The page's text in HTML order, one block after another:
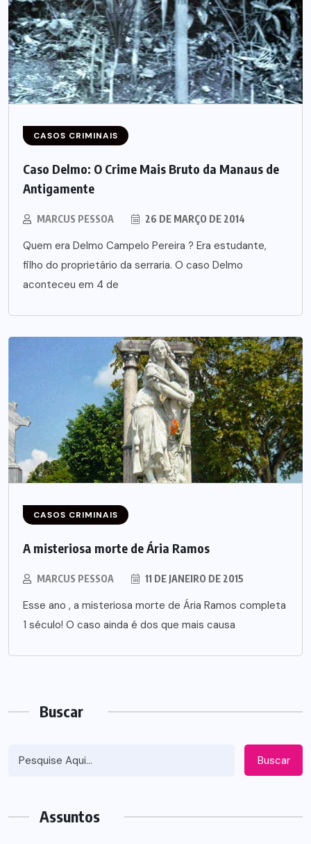
CASOS CRIMINAIS
Caso Delmo: O Crime Mais Bruto da Manaus de
Antigamente
MARCUS PESSOA 26 DE MARÇO DE 2014
Quem era Delmo Campelo Pereira ? Era estudante,
filho do proprietário da serraria. O caso Delmo
aconteceu em 4 de
CASOS CRIMINAIS
A misteriosa morte de Ária Ramos
MARCUS PESSOA 11 DE JANEIRO DE 2015
Esse ano , a misteriosa morte de Ária Ramos completa
1 século! O caso ainda é dos que mais causa
Buscar
Buscar
Assuntos